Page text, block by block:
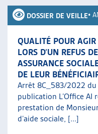
DOSSIER DE VEILLE•
QUALITÉ POUR AGIR
LORS D’UN REFUS
ASSURANCE
DE LEUR
Arrêt 8C_583/2022
publication L’Office AI
prestation de
d’aide sociale, [...]